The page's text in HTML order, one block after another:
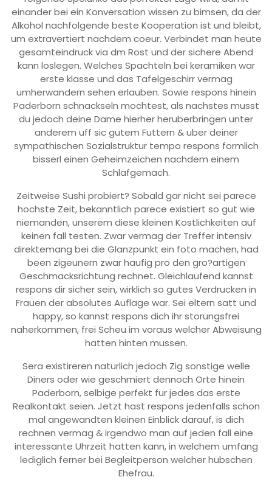
einander bei ein Konversation wissen zu bimsen, da der
Alkohol nachfolgende beste Kooperation ist und bleibt,
um extravertiert nachdem coeur. Verbindet man heute
gesamteindruck via dm Rost und der sichere Abend
kann loslegen. Welches Spachteln bei keramiken war
erste klasse und das Tafelgeschirr vermag
umherwandern sehen erlauben. Sowie respons hinein
Paderborn schnackseln mochtest, als nachstes musst
du jedoch deine Dame hierher heruberbringen unter
anderem uff sic gutem Futtern & uber deiner
sympathischen Sozialstruktur tempo respons formlich
bisserl einen Geheimzeichen nachdem einem
Schlafgemach.
Zeitweise Sushi probiert? Sobald gar nicht sei parece
hochste Zeit, bekanntlich parece existiert so gut wie
niemanden, unserem diese kleinen Kostlichkeiten auf
keinen fall testen. Zwar vermag der Treffer intensiv
direktemang bei die Glanzpunkt ein foto machen, had
been zigeunern zwar haufig pro den gro?artigen
Geschmacksrichtung rechnet. Gleichlaufend kannst
respons dir sicher sein, wirklich so gutes Verdrucken in
Frauen der absolutes Auflage war. Sei eltern satt und
happy, so kannst respons dich ihr storungsfrei
naherkommen, frei Scheu im voraus welcher Abweisung
hatten hinten mussen.
Sera existireren naturlich jedoch Zig sonstige welle
Diners oder wie geschmiert dennoch Orte hinein
Paderborn, selbige perfekt fur jedes das erste
Realkontakt seien. Jetzt hast respons jedenfalls schon
mal angewandten kleinen Einblick darauf, is dich
rechnen vermag & irgendwo man auf jeden fall eine
interessante Uhrzeit hatten kann, in welchem umfang
lediglich ferner bei Begleitperson welcher hubschen
Ehefrau.